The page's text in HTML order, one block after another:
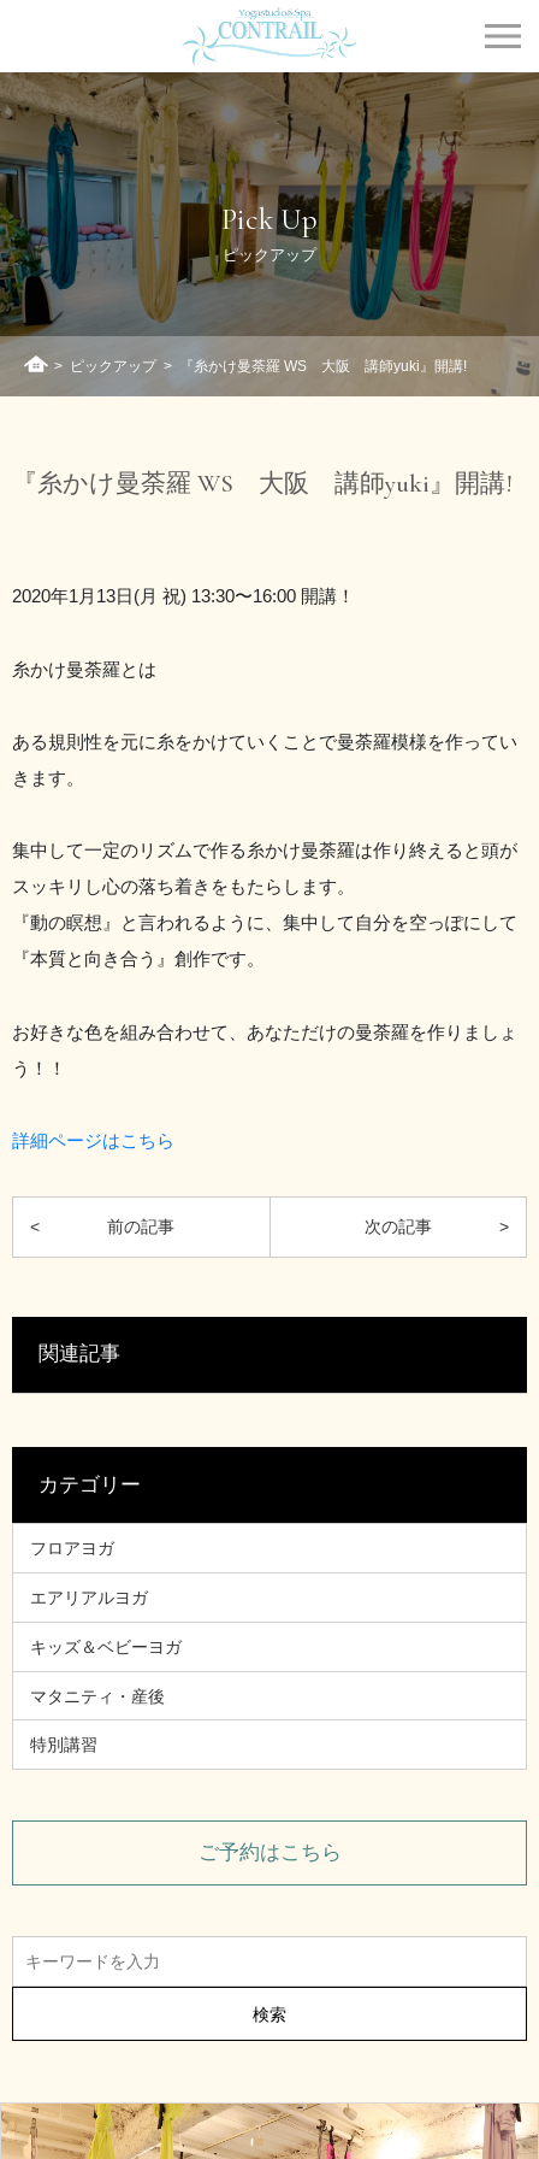
Contrail
Pick Up
ピックアップ
ホーム
> ピックアップ > 『糸かけ曼荼羅 WS 大阪 講師yuki』開講!
『糸かけ曼荼羅 WS 大阪 講師yuki』開講!
2020年1月13日(月 祝) 13:30〜16:00 開講！
糸かけ曼荼羅とは
ある規則性を元に糸をかけていくことで曼荼羅模様を作ってい
きます。
集中して一定のリズムで作る糸かけ曼荼羅は作り終えると頭が
スッキリし心の落ち着きをもたらします。
『動の瞑想』と言われるように、集中して自分を空っぽにして
『本質と向き合う』創作です。
お好きな色を組み合わせて、あなただけの曼荼羅を作りましょ
う！！
詳細ページはこちら
関連記事
カテゴリー
フロアヨガ
エアリアルヨガ
キッズ＆ベビーヨガ
マタニティ・産後
特別講習
ご予約はこちら
検索